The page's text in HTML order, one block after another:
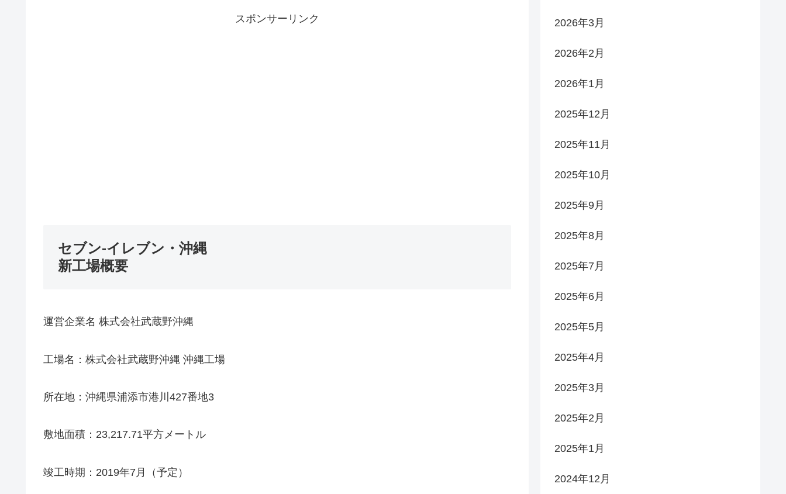
スポンサーリンク
セブン-イレブン・沖縄
新工場概要
運営企業名 株式会社武蔵野沖縄
工場名：株式会社武蔵野沖縄 沖縄工場
所在地：沖縄県浦添市港川427番地3
敷地面積：23,217.71平方メートル
竣工時期：2019年7月（予定）
2026年3月
2026年2月
2026年1月
2025年12月
2025年11月
2025年10月
2025年9月
2025年8月
2025年7月
2025年6月
2025年5月
2025年4月
2025年3月
2025年2月
2025年1月
2024年12月